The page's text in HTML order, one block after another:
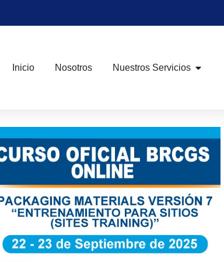
Inicio Nosotros Nuestros Servicios